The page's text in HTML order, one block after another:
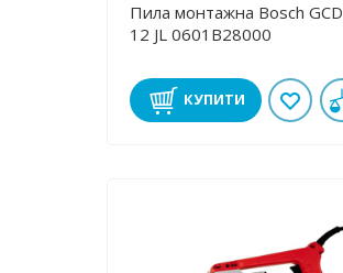
Пила монтажна Bosch GCD
12 JL 0601B28000
КУПИТИ